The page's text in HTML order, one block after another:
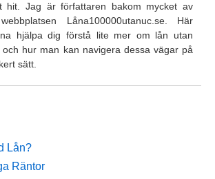
hit. Jag är författaren bakom mycket av
Låna100000utanuc.se. Här
hjälpa dig förstå lite mer om lån utan
och hur man kan navigera dessa vägar på
sätt.
Lån?
Räntor